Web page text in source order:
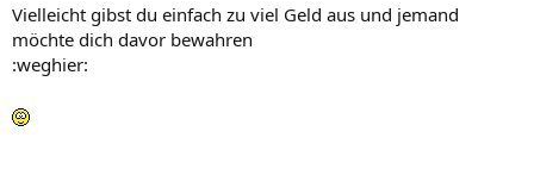
Vielleicht gibst du einfach zu viel Geld aus und jemand
möchte dich davor bewahren
:weghier: